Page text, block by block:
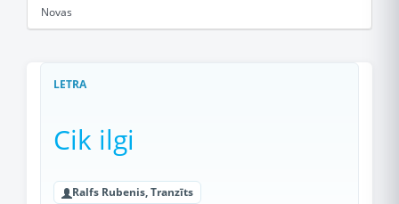
Novas
LETRA
Cik ilgi
Ralfs Rubenis, Tranzīts